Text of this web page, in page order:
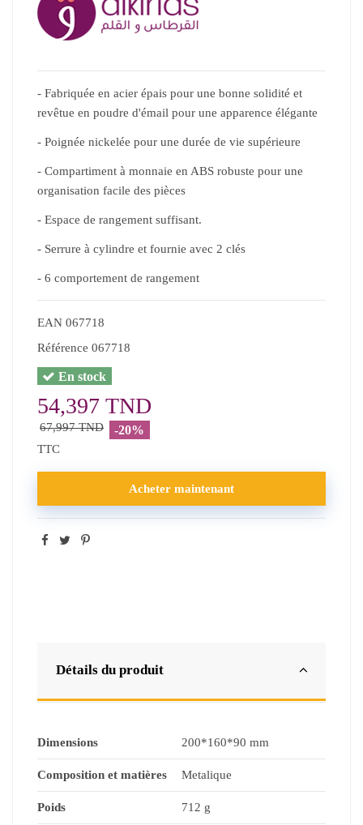
- Fabriquée en acier épais pour une bonne solidité et
revêtue en poudre d'émail pour une apparence élégante
- Poignée nickelée pour une durée de vie supérieure
- Compartiment à monnaie en ABS robuste pour une
organisation facile des pièces
- Espace de rangement suffisant.
- Serrure à cylindre et fournie avec 2 clés
- 6 comportement de rangement
EAN 067718
Référence 067718
En stock
54,397 TND
67,997 TND -20%
TTC
Acheter maintenant
Détails du produit
Dimensions 200*160*90 mm
Composition et matières Metalique
Poids ‎712 g